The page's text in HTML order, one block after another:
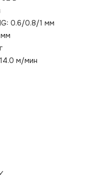
0.6/0.8/1 мм
мм
м/мин